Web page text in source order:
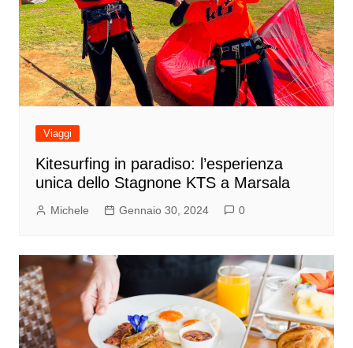
Viaggi
Kitesurfing in paradiso: l’esperienza
unica dello Stagnone KTS a Marsala
Michele Gennaio 30, 2024 0